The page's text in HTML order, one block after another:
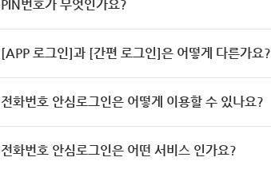
PIN번호가 무엇인가요?
[APP 로그인]과 [간편 로그인]은 어떻게 다른가요?
전화번호 안심로그인은 어떻게 이용할 수 있나요?
전화번호 안심로그인은 어떤 서비스 인가요?